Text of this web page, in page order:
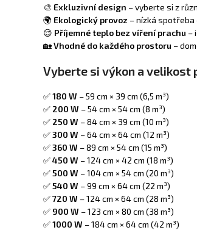
🎨 Exkluzivní design – vyberte si z
🌍 Ekologický provoz – nízká spotřeba
😌 Příjemné teplo bez víření prachu –
🏡Vhodné do každého prostoru –
Vyberte si výkon a velikost
✅180 W – 59 cm × 39 cm (6,5 m³)
✅ 200 W – 54 cm × 54 cm (8 m³)
✅ 250 W – 84 cm × 39 cm (10 m³)
✅300 W – 64 cm × 64 cm (12 m³)
✅360 W – 89 cm × 54 cm (15 m³)
✅450 W – 124 cm × 42 cm (18 m³)
✅500 W – 104 cm × 54 cm (20 m³)
✅540 W – 99 cm × 64 cm (22 m³)
✅720 W – 124 cm × 64 cm (28 m³)
✅ 900 W – 123 cm × 80 cm (38 m³)
✅1000 W – 184 cm × 64 cm (42 m³)